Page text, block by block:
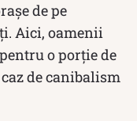
de pe
Aici, oamenii
o porţie de
de canibalism